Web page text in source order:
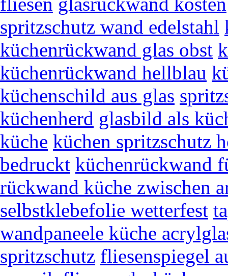
spritzschutz wand edelstahl
küchenrückwand glas obst
küchenrückwand hellblau
küchenschild aus glas
küchenherd glasbild als
küche küchen spritzschutz
bedruckt küchenrückwand
rückwand küche zwischen
selbstklebefolie wetterfest
wandpaneele küche
spritzschutz fliesenspiegel